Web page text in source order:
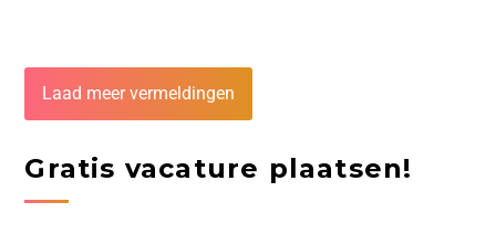
Laad meer vermeldingen
Gratis vacature plaatsen!